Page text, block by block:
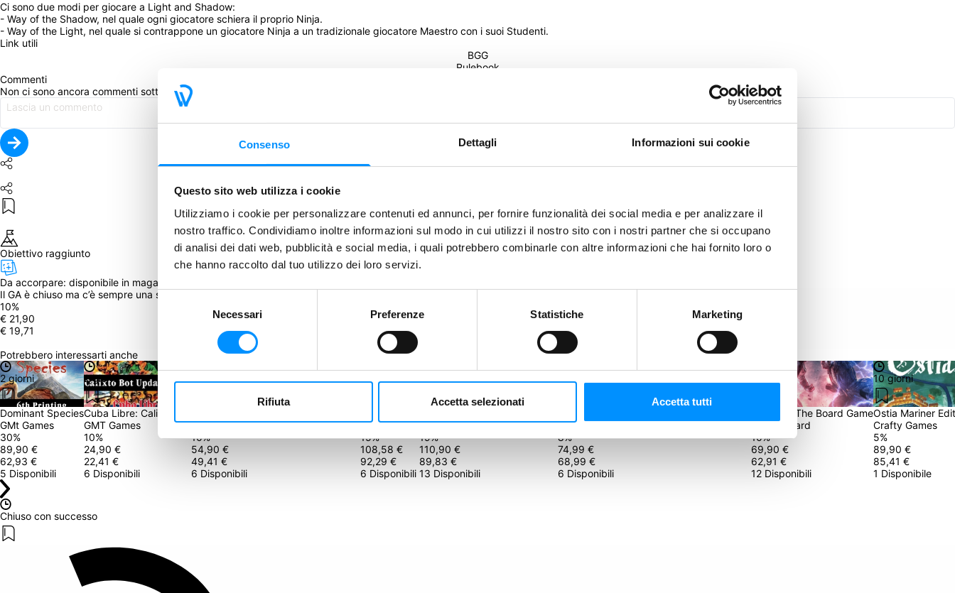
Consenso Dettagli Informazioni sui cookie
Questo sito web utilizza i cookie
Utilizziamo i cookie per personalizzare contenuti ed annunci, per fornire funzionalità dei social media e per analizzare il
nostro traffico. Condividiamo inoltre informazioni sul modo in cui utilizzi il nostro sito con i nostri partner che si occupano
di analisi dei dati web, pubblicità e social media, i quali potrebbero combinarle con altre informazioni che hai fornito loro o
che hanno raccolto dal tuo utilizzo dei loro servizi.
Selezione
Necessari Preferenze Statistiche Marketing
Rifiuta Accetta selezionati Accetta tutti
Ci sono due modi per giocare a Light and Shadow:
- Way of the Shadow, nel quale ogni giocatore schiera il proprio Ninja.
- Way of the Light, nel quale si contrappone un giocatore Ninja a un tradizionale giocatore Maestro con i suoi Studenti.
Link utili
BGG
Rulebook
Commenti
Non ci sono ancora commenti sotto questo post. Commenta per primo!
Salva
Obiettivo raggiunto
Da accorpare: disponibile in magazzino dal October 20, 2023
Il GA è chiuso ma c’è sempre una seconda opportunità! Clicca qui in basso e fai una nuova Proposta.
10%
€ 21,90
€ 19,71
Potrebbero interessarti anche
2 giorni
Dominant Species
GMt Games
30%
89,90 €
62,93 €
5 Disponibili
2 giorni
Cuba Libre: Calixto Bot
GMT Games
10%
24,90 €
22,41 €
6 Disponibili
Ghost Galaxy
10%
54,90 €
49,41 €
6 Disponibili
Leo Soloviey
15%
108,58 €
92,29 €
6 Disponibili
Keymaster Games
19%
110,90 €
89,83 €
13 Disponibili
Restoration - Mancalamaro
8%
74,99 €
68,99 €
6 Disponibili
TEKKEN: The Board Game
Go On Board
10%
69,90 €
62,91 €
12 Disponibili
10 giorni
Ostia Mariner
Crafty Games
5%
89,90 €
85,41 €
1 Disponibile
Chiuso con successo